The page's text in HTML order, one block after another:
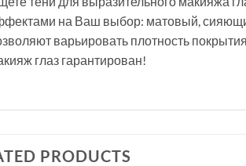
на Ваш выбор: матовый,
варьировать плотность
глаз гарантирован!
PRODUCTS